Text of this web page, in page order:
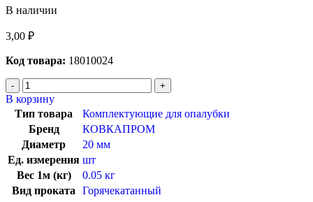
В наличии
3,00 ₽
Код товара: 18010024
В корзину
Тип товара
Комплектующие для опалубки
Бренд
КОВКАПРОМ
Диаметр
20 мм
Ед. измерения шт
Вес 1м (кг)
0.05 кг
Вид проката
Горячекатанный